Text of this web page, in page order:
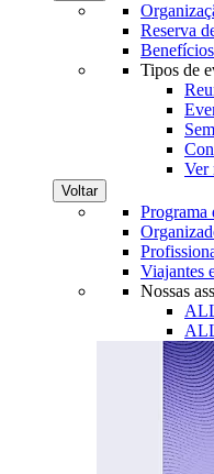
Reserva
Tipos de
Ver
Voltar
Programa
Viajantes
Nossas